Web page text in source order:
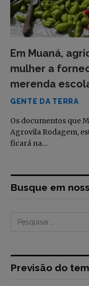
Em Muaná,
mulher a
merenda
GENTE DA TERRA
Os documentos que
Agrovila Rodagem,
ficará na…
Busque em
Previsão do